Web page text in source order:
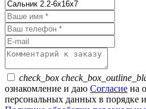
check_box
ознакомление и даю Согласие на
персональных данных в порядке